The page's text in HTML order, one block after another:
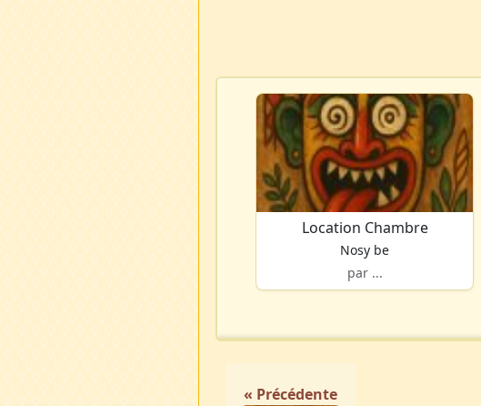
Location Chambre
Nosy be
par ...
« Précédente